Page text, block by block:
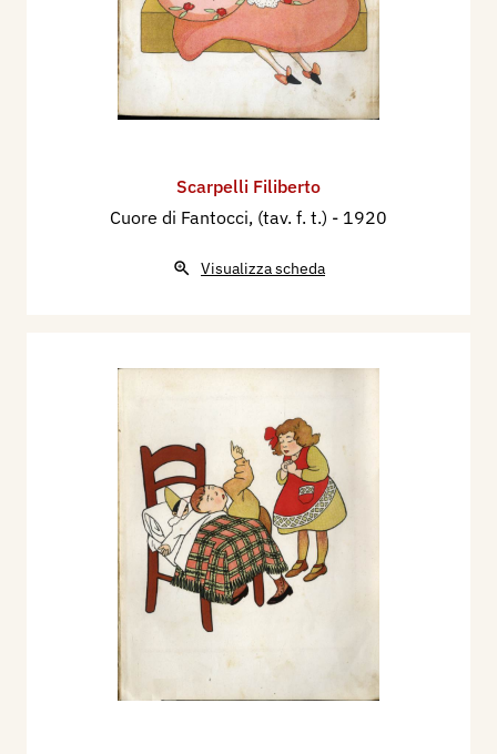
Scarpelli Filiberto
Cuore di Fantocci, (tav. f. t.) - 1920
Visualizza scheda